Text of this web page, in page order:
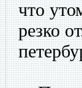
что
резко